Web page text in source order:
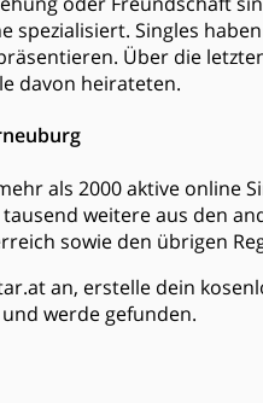
spezialisiert. Singles
Über die
davon heirateten.
als 2000 aktive online
weitere aus den
sowie den übrigen
an, erstelle dein
werde gefunden.